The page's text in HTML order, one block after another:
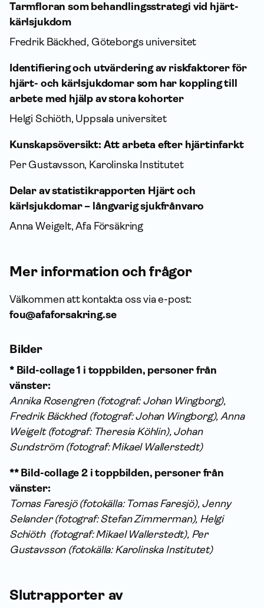
Tarmfloran som behandlingsstrategi vid hjärt-
kärlsjukdom
Fredrik Bäckhed, Göteborgs universitet
Identifiering och utvärdering av riskfaktorer för
hjärt- och kärlsjukdomar som har koppling till
arbete med hjälp av stora kohorter
Helgi Schiöth, Uppsala universitet
Kunskapsöversikt: Att arbeta efter hjärtinfarkt
Per Gustavsson, Karolinska Institutet
Delar av statistik­rapporten Hjärt och
kärlsjukdomar – långvarig sjukfrånvaro
Anna Weigelt, Afa För­säkring
Mer infor­mation och frågor
Välkommen att kontakta oss via e-post:
fou@afaforsakring.se
Bilder
* Bild-collage 1 i toppbilden, personer från
vänster:
Annika Rosengren (fotograf: Johan Wingborg),
Fredrik Bäckhed (fotograf: Johan Wingborg), Anna
Weigelt (fotograf: Theresia Köhlin), Johan
Sundström (fotograf: Mikael Wallerstedt)
** Bild-collage 2 i toppbilden, personer från
vänster:
Tomas Faresjö (fotokälla: Tomas Faresjö), Jenny
Selander (fotograf: Stefan Zimmerman), Helgi
Schiöth (fotograf: Mikael Wallerstedt), Per
Gustavsson (fotokälla: Karolinska Institutet)
Slutrapporter av